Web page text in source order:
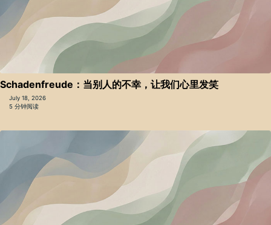
Schadenfreude：当别人的不幸，让我们心里发笑
July 18, 2026
5 分钟阅读